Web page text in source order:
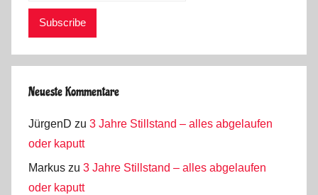
Neueste Kommentare
JürgenD zu 3 Jahre Stillstand – alles abgelaufen
oder kaputt
Markus zu 3 Jahre Stillstand – alles abgelaufen
oder kaputt